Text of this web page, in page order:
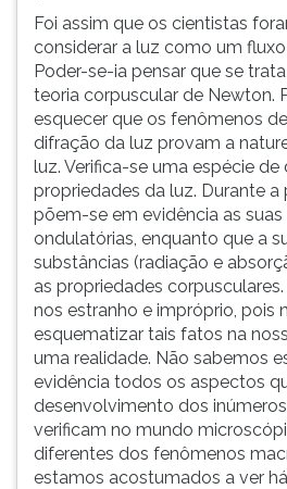
Foi assim que os cientistas
considerar a luz como um
Poder-se-ia pensar que se
teoria corpuscular de Newton.
esquecer que os fenômenos
difração da luz provam a
luz. Verifica-se uma espécie
propriedades da luz. Durante
põem-se em evidência as
ondulatórias, enquanto que a
substâncias (radiação e
as propriedades
nos estranho e impróprio, pois
esquematizar tais fatos na
uma realidade. Não sabemos
evidência todos os aspectos
desenvolvimento dos
verificam no mundo
diferentes dos fenômenos
estamos acostumados a ver